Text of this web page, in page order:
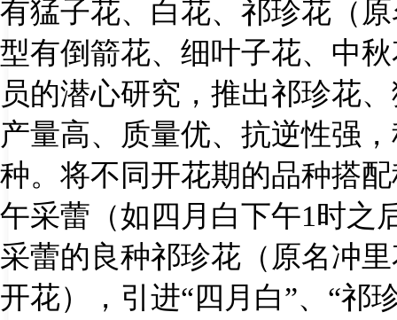
有猛子花、白花、祁珍花（
型有倒箭花、细叶子花、中
员的潜心研究，推出祁珍花
产量高、质量优、抗逆性强
种。将不同开花期的品种搭
午采蕾（如四月白下午1时之
采蕾的良种祁珍花（原名冲
开花），引进“四月白”、“祁